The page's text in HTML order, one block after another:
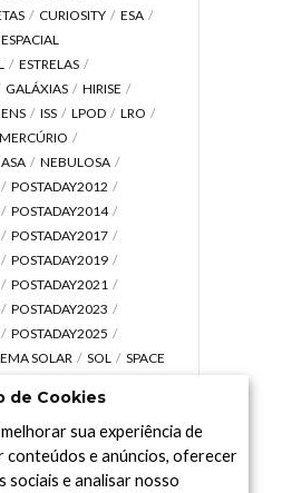
CURIOSITY
ESA
ESTRELAS
GALÁXIAS
HIRISE
ISS LPOD
LRO
MERCÚRIO
NEBULOSA
POSTADAY2012
POSTADAY2014
POSTADAY2017
POSTADAY2019
POSTADAY2021
POSTADAY2023
POSTADAY2025
SOLAR SOL
SPACE
de Cookies
sua experiência de
conteúdos e anúncios, oferecer
sociais e analisar nosso